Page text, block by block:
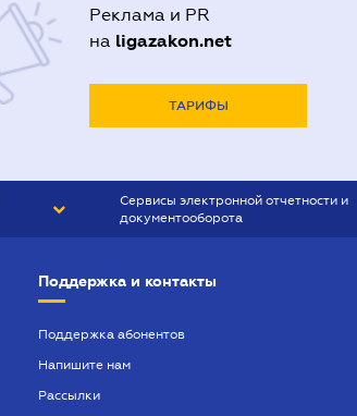
Реклама и PR
на ligazakon.net
ТАРИФЫ
Сервисы электронной отчетности и
документооборота
Поддержка и контакты
Поддержка абонентов
Напишите нам
Рассылки